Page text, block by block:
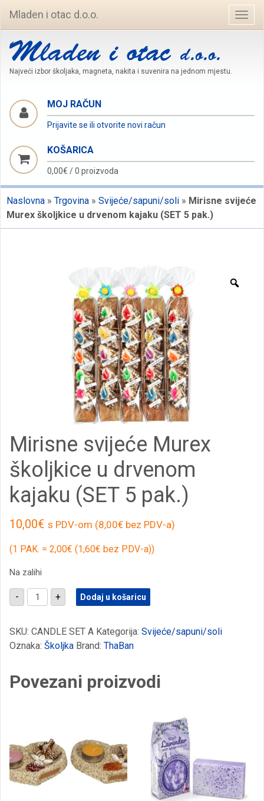
Mladen i otac d.o.o.
Najveći izbor školjaka, magneta, nakita i suvenira na jednom mjestu.
MOJ RAČUN
Prijavite se ili otvorite novi račun
KOŠARICA
0,00€ /0 proizvoda
Naslovna » Trgovina » Svijeće/sapuni/soli » Mirisne svijeće
Murex školjkice u drvenom kajaku (SET 5 pak.)
Mirisne svijeće Murex
školjkice u drvenom
kajaku (SET 5 pak.)
10,00€ s PDV-om (8,00€ bez PDV-a)
(1 PAK. = 2,00€ (1,60€ bez PDV-a))
Na zalihi
-
Mirisne
svijeće
u
drvenom
kajaku
pak.)
količina
+ Dodaj u košaricu
SKU: CANDLE SET A Kategorija: Svijeće/sapuni/soli
Oznaka: Školjka Brand: ThaBan
Povezani proizvodi